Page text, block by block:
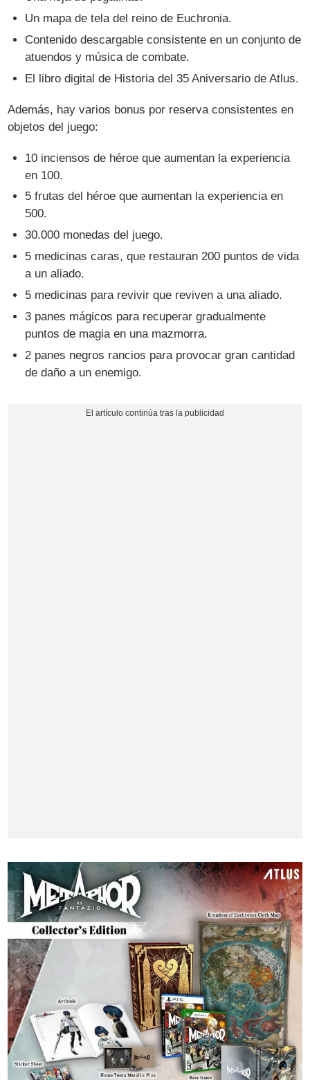
Un mapa de tela del reino de Euchronia.
Contenido descargable consistente en un conjunto de
atuendos y música de combate.
El libro digital de Historia del 35 Aniversario de Atlus.
Además, hay varios bonus por reserva consistentes en
objetos del juego:
10 inciensos de héroe que aumentan la experiencia
en 100.
5 frutas del héroe que aumentan la experiencia en
500.
30.000 monedas del juego.
5 medicinas caras, que restauran 200 puntos de vida
a un aliado.
5 medicinas para revivir que reviven a una aliado.
3 panes mágicos para recuperar gradualmente
puntos de magia en una mazmorra.
2 panes negros rancios para provocar gran cantidad
de daño a un enemigo.